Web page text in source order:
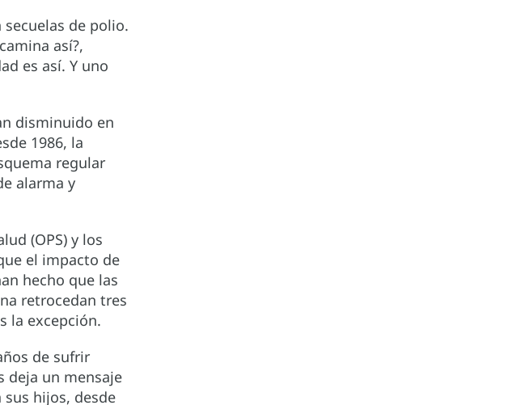
de polio.
así?,
es así. Y uno
disminuido en
1986, la
regular
alarma y
(OPS) y los
el impacto de
hecho que las
retrocedan tres
la excepción.
de sufrir
deja un mensaje
sus hijos, desde